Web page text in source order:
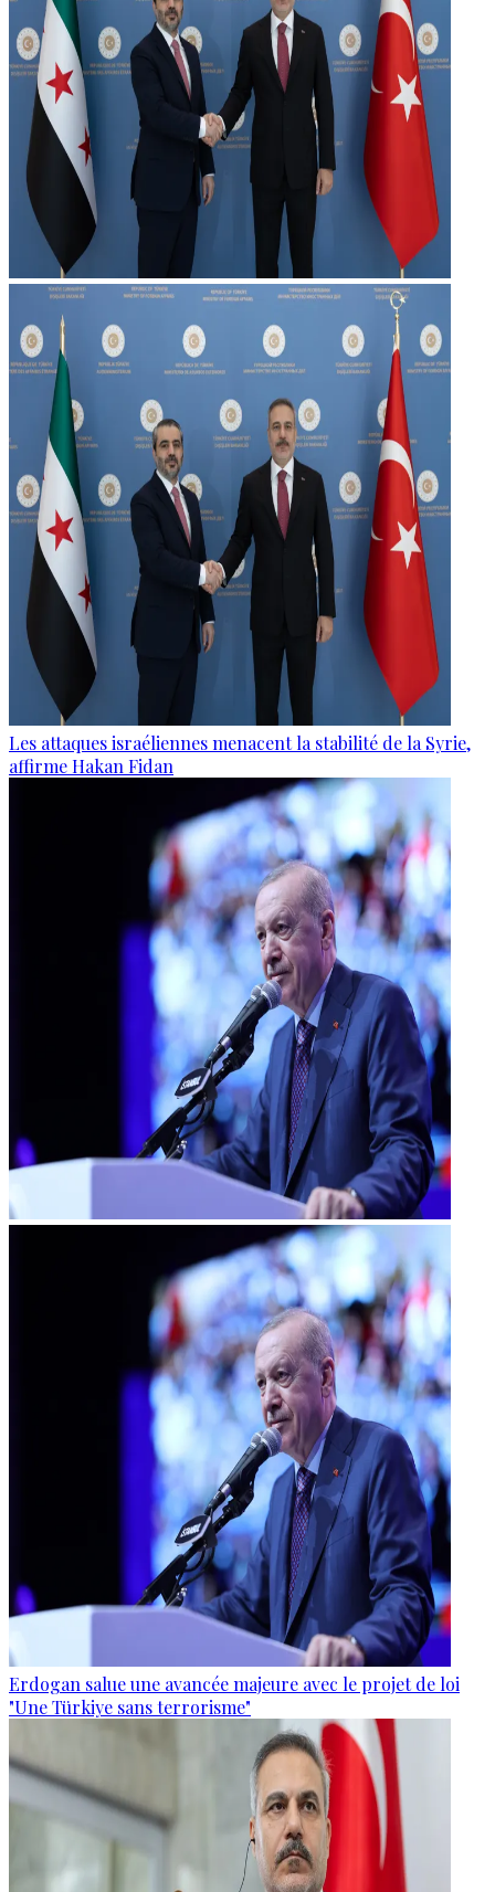
Les attaques israéliennes menacent la stabilité de la Syrie,
affirme Hakan Fidan
Erdogan salue une avancée majeure avec le projet de loi
"Une Türkiye sans terrorisme"